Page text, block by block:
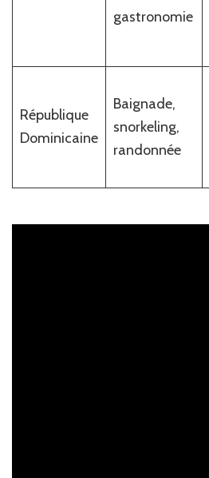
gastronomie
République
Dominicaine
Baignade,
snorkeling,
randonnée